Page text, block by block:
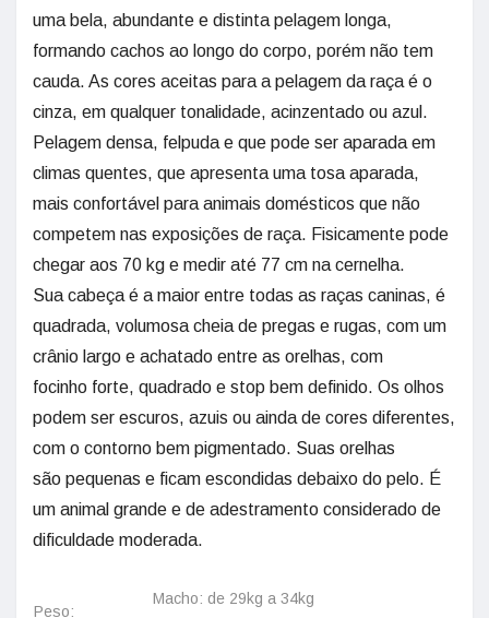
uma bela, abundante e distinta pelagem longa,
formando cachos ao longo do corpo, porém não tem
cauda. As cores aceitas para a pelagem da raça é o
cinza, em qualquer tonalidade, acinzentado ou azul.
Pelagem densa, felpuda e que pode ser aparada em
climas quentes, que apresenta uma tosa aparada,
mais confortável para animais domésticos que não
competem nas exposições de raça. Fisicamente pode
chegar aos 70 kg e medir até 77 cm na cernelha.
Sua cabeça é a maior entre todas as raças caninas, é
quadrada, volumosa cheia de pregas e rugas, com um
crânio largo e achatado entre as orelhas, com
focinho forte, quadrado e stop bem definido. Os olhos
podem ser escuros, azuis ou ainda de cores diferentes,
com o contorno bem pigmentado. Suas orelhas
são pequenas e ficam escondidas debaixo do pelo. É
um animal grande e de adestramento considerado de
dificuldade moderada.
Peso:
Macho: de 29kg a 34kg